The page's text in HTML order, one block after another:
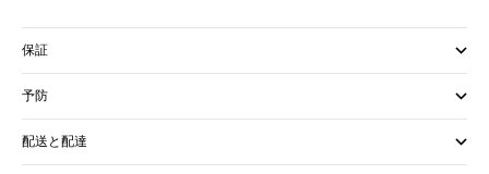
保証
予防
配送と配達